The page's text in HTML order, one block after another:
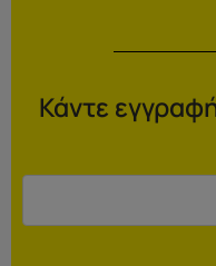
Κάντε